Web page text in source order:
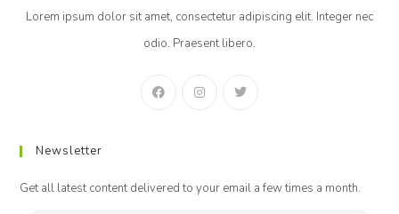
Lorem ipsum dolor sit amet, consectetur adipiscing elit. Integer nec
odio. Praesent libero.
Newsletter
Get all latest content delivered to your email a few times a month.